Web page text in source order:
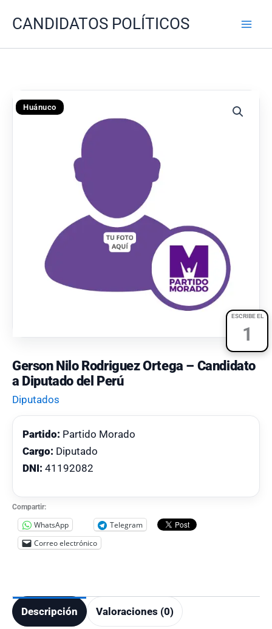
CANDIDATOS POLÍTICOS
ESCRIBE EL
1
Huánuco
Gerson Nilo Rodriguez Ortega – Candidato
a Diputado del Perú
Diputados
Partido: Partido Morado
Cargo: Diputado
DNI: 41192082
Compartir:
WhatsApp
Telegram
Correo electrónico
Descripción Valoraciones (0)